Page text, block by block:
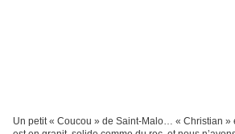
Un petit « Coucou » de Saint-Malo… « Christian »